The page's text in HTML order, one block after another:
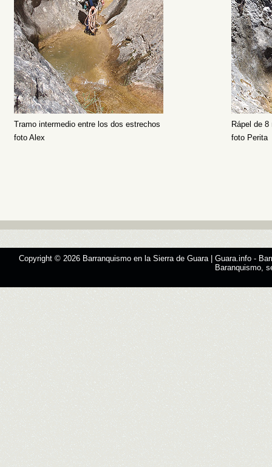
Tramo intermedio entre los dos estrechos
Rápel de 8
foto Alex
foto Perita
Copyright © 2026 Barranquismo en la Sierra de Guara | Guara.info -
Baranquismo,